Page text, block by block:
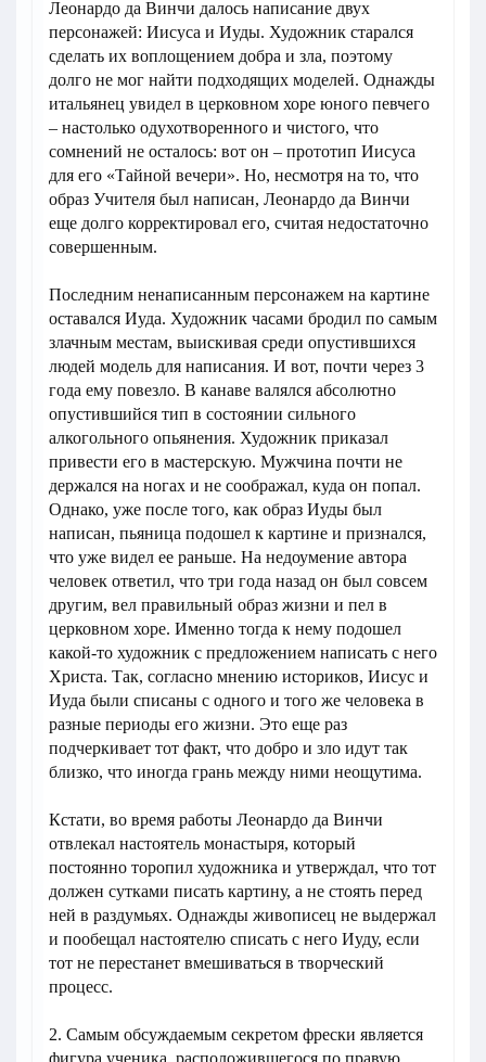
Леонардо да Винчи далось написание двух
персонажей: Иисуса и Иуды. Художник старался
сделать их воплощением добра и зла, поэтому
долго не мог найти подходящих моделей. Однажды
итальянец увидел в церковном хоре юного певчего
– настолько одухотворенного и чистого, что
сомнений не осталось: вот он – прототип Иисуса
для его «Тайной вечери». Но, несмотря на то, что
образ Учителя был написан, Леонардо да Винчи
еще долго корректировал его, считая недостаточно
совершенным.
Последним ненаписанным персонажем на картине
оставался Иуда. Художник часами бродил по самым
злачным местам, выискивая среди опустившихся
людей модель для написания. И вот, почти через 3
года ему повезло. В канаве валялся абсолютно
опустившийся тип в состоянии сильного
алкогольного опьянения. Художник приказал
привести его в мастерскую. Мужчина почти не
держался на ногах и не соображал, куда он попал.
Однако, уже после того, как образ Иуды был
написан, пьяница подошел к картине и признался,
что уже видел ее раньше. На недоумение автора
человек ответил, что три года назад он был совсем
другим, вел правильный образ жизни и пел в
церковном хоре. Именно тогда к нему подошел
какой-то художник с предложением написать с него
Христа. Так, согласно мнению историков, Иисус и
Иуда были списаны с одного и того же человека в
разные периоды его жизни. Это еще раз
подчеркивает тот факт, что добро и зло идут так
близко, что иногда грань между ними неощутима.
Кстати, во время работы Леонардо да Винчи
отвлекал настоятель монастыря, который
постоянно торопил художника и утверждал, что тот
должен сутками писать картину, а не стоять перед
ней в раздумьях. Однажды живописец не выдержал
и пообещал настоятелю списать с него Иуду, если
тот не перестанет вмешиваться в творческий
процесс.
2. Самым обсуждаемым секретом фрески является
фигура ученика, расположившегося по правую